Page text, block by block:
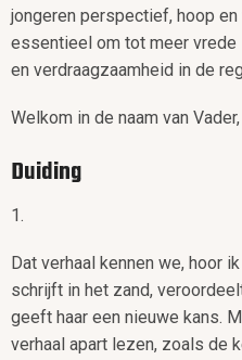
jongeren perspectief, hoop en
essentieel om tot meer vrede
en verdraagzaamheid in de
Welkom in de naam van
Duiding
1.
Dat verhaal kennen we, hoor
schrijft in het zand,
geeft haar een nieuwe kans.
verhaal apart lezen, zoals de